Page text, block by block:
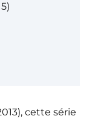
cette série